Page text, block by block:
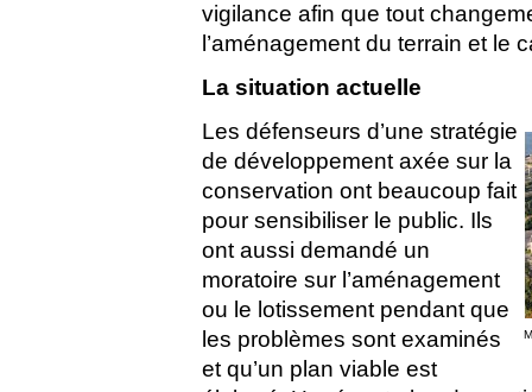
vigilance afin que tout
l’aménagement du terrain et le
La situation actuelle
Les défenseurs d’une stratégie
de développement axée sur la
conservation ont beaucoup fait
pour sensibiliser le public. Ils
ont aussi demandé un
moratoire sur l’aménagement
ou le lotissement pendant que
les problèmes sont examinés
et qu’un plan viable est